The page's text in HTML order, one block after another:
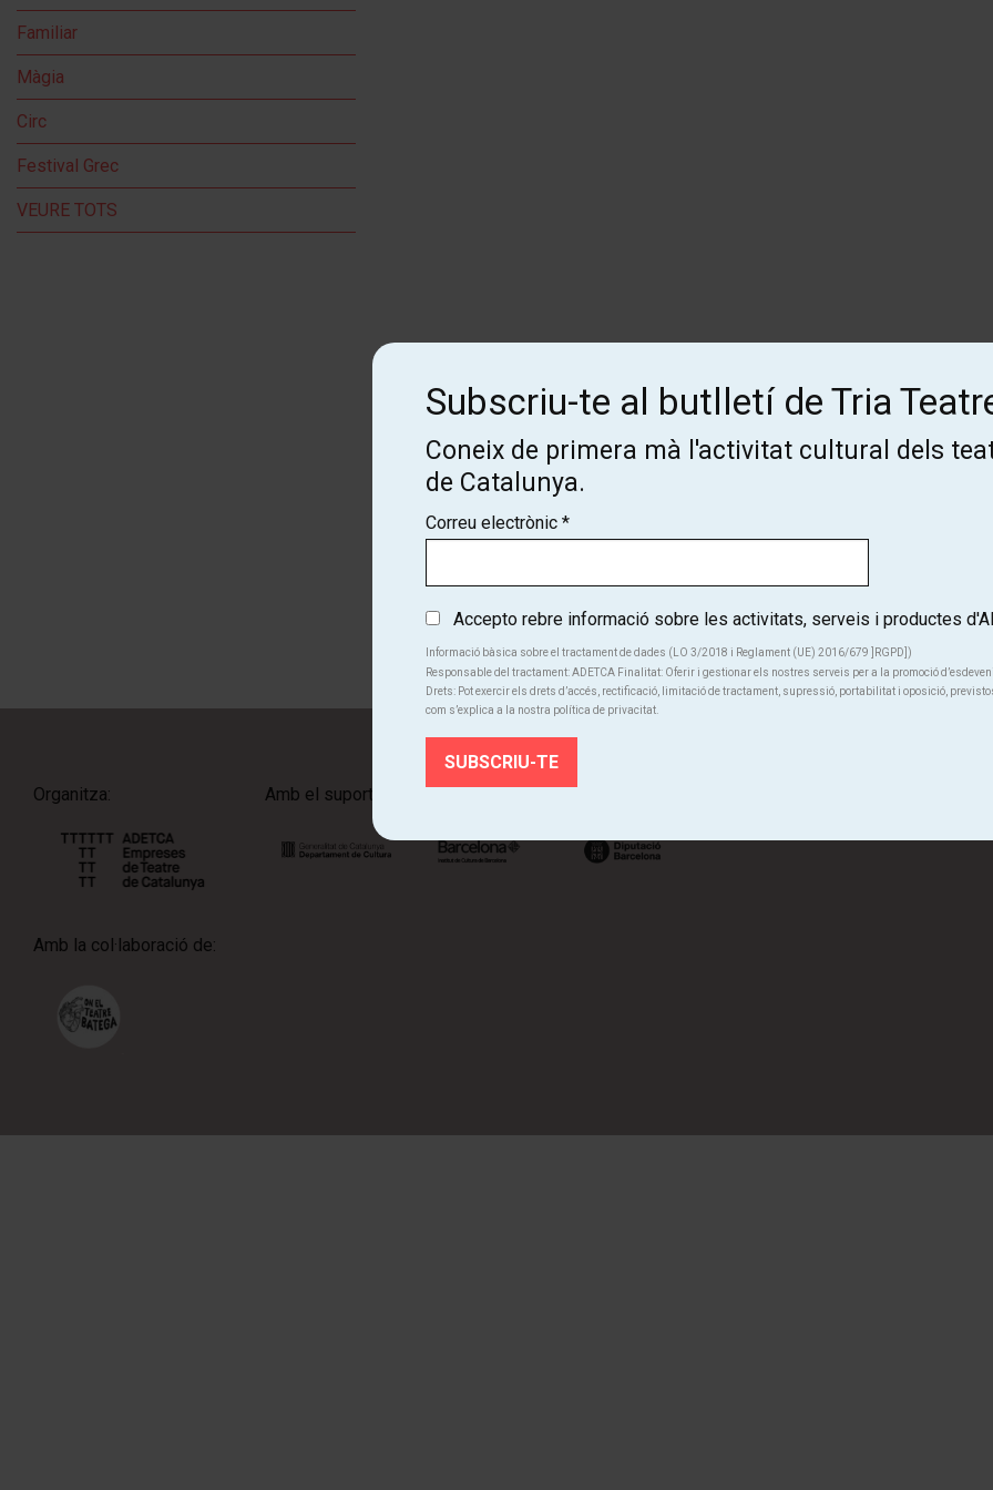
Familiar
Màgia
Circ
Festival Grec
VEURE TOTS
Subscriu-te al butlletí de Tria
Coneix de primera mà l'activitat cultural dels teatres de Catalunya.
Organitza: Amb el suport de:
Amb la col·laboració de:
Subscriu-te al butlletí de Tria
Coneix de primera mà l'activitat cultural dels
de Catalunya.
Correu electrònic *
Accepto rebre informació sobre les activitats, serveis i productes
Informació bàsica sobre el tractament de dades (LO 3/2018 i Reglament (UE) 2016/679 ]RGPD])
Responsable del tractament: ADETCA Finalitat: Oferir i gestionar els nostres serveis per a la promoció
Drets: Pot exercir els drets d’accés, rectificació, limitació de tractament, supressió, portabilitat i oposició, previstos
com s’explica a la nostra política de privacitat.